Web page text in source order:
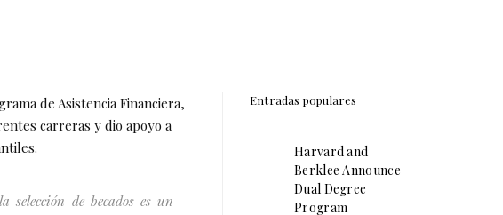
de Asistencia Financiera,
carreras y dio apoyo a
la selección de becados es un
Entradas populares
Harvard and
Berklee Announce
Dual Degree
Program